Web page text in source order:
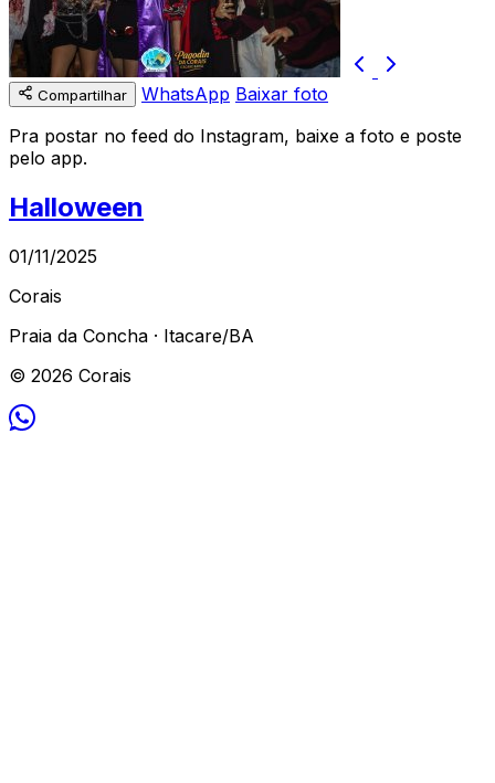
Compartilhar WhatsApp Baixar foto
Pra postar no feed do Instagram, baixe a foto e poste
pelo app.
Halloween
01/11/2025
Corais
Praia da Concha · Itacare/BA
© 2026 Corais